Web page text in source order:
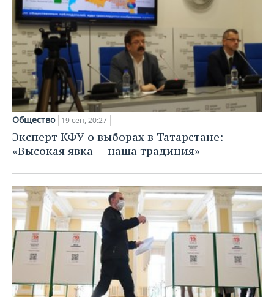
Общество 19 сен, 20:27
Эксперт КФУ о выборах в Татарстане:
«Высокая явка — наша традиция»